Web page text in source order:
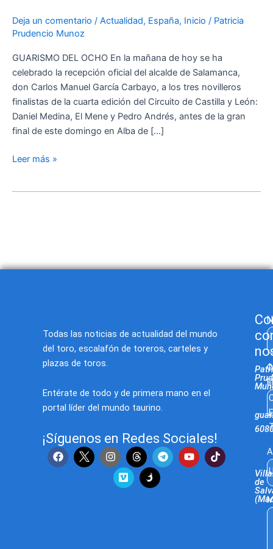
Deja un comentario / Actualidad, España, Inicio / Patricia
Prudencio Munoz
GUARISMO DEL OCHO En la mañana de hoy se ha
celebrado la recepción oficial del alcalde de Salamanca,
don Carlos Manuel García Carbayo, a los tres novilleros
finalistas de la cuarta edición del Circuito de Castilla y León:
Daniel Medina, El Mene y Pedro Andrés, antes de la gran
final de este domingo en Alba de […]
tres
finalistas
del
Circuito
de
Castilla
y
León
Leer más »
Todas las noticias de actualidad del mundo
del toro, escalafón de toreros, carteles y
plazas de toros.
Entérate de todo y de primera mano en el
portal líder del mundo taurino.
¡Síguenos en Redes Sociales!
F
a
c
I
n
s
T
e
l
Y
o
u
T
i
k
V
m
e
o
de